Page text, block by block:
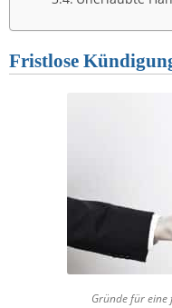
Fristlose
Gründe für eine